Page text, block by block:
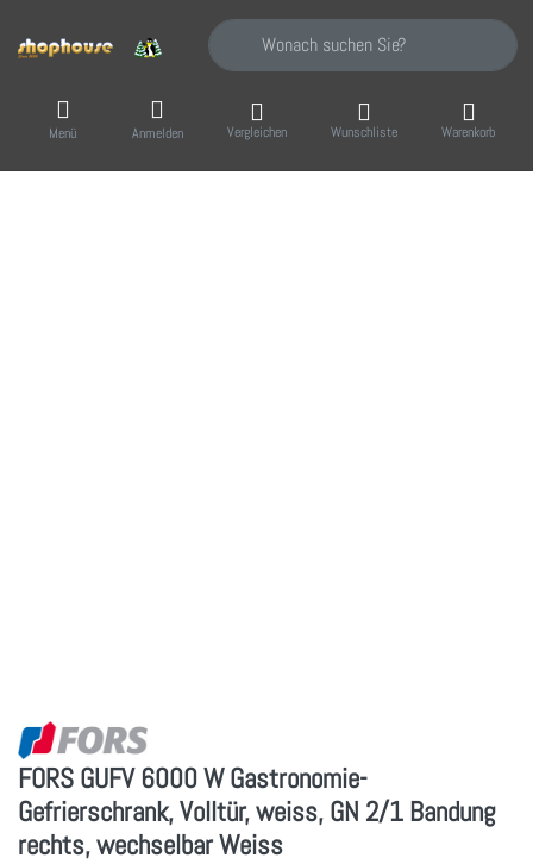
Geben Sie einen Suchbegriff ein. Während
Menü Anmelden Vergleichen Wunschliste Warenkorb
FORS GUFV 6000 W Gastronomie-
Gefrierschrank, Volltür, weiss, GN 2/1 Bandung
rechts, wechselbar Weiss